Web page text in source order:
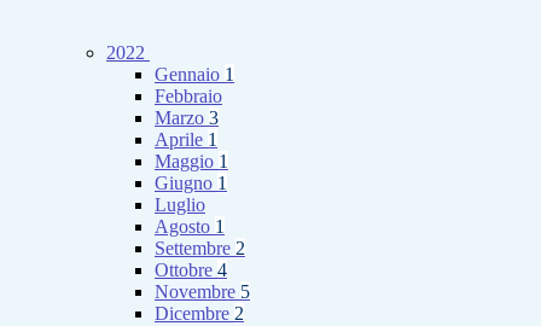
2022
Gennaio 1
Febbraio
Marzo 3
Aprile 1
Maggio 1
Giugno 1
Luglio
Agosto 1
Settembre 2
Ottobre 4
Novembre 5
Dicembre 2